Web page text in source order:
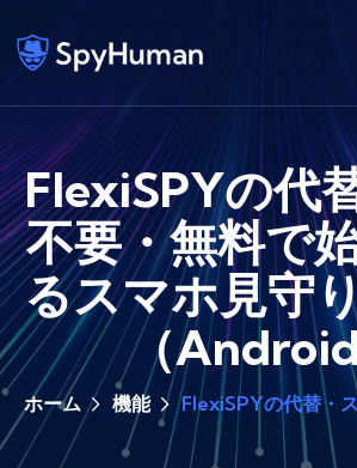
FlexiSPYの代
不要・無料で
るスマホ見守
（
ホーム 機能 FlexiSPYの代替・